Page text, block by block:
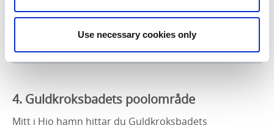
Use necessary cookies only
4. Guldkroksbadets poolområde
Mitt i Hjo hamn hittar du Guldkroksbadets